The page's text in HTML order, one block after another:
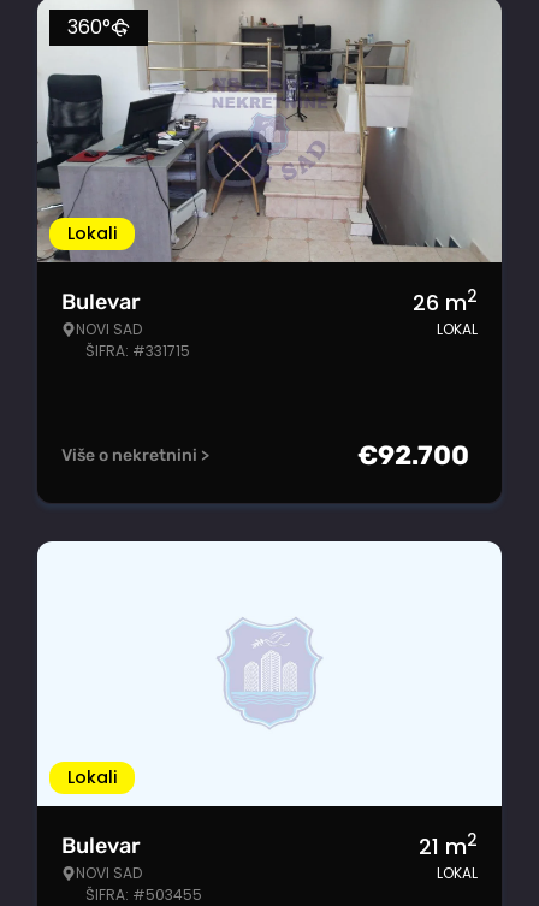
Lokali
360°
Bulevar
NOVI SAD
ŠIFRA: #331715
26 m2
LOKAL
Više o nekretnini > €92.700
Lokali
Bulevar
NOVI SAD
ŠIFRA: #503455
21 m2
LOKAL